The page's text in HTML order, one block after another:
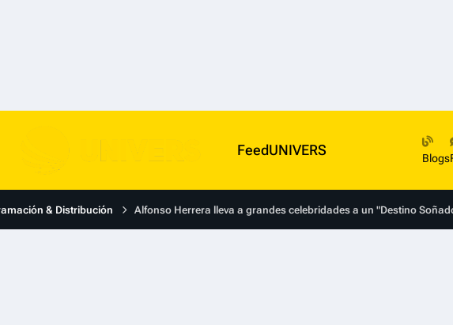
FeedUNIVERS Blogs
& Distribución Alfonso Herrera lleva a grandes celebridades a un "Destino